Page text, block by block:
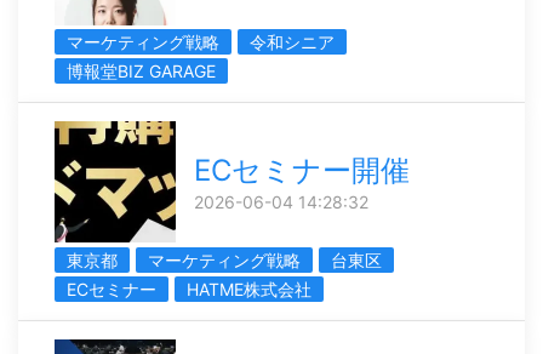
マーケティング戦略
令和シニア
博報堂BIZ GARAGE
ECセミナー開催
2026-06-04 14:28:32
東京都 マーケティング戦略
台東区
ECセミナー
HATME株式会社